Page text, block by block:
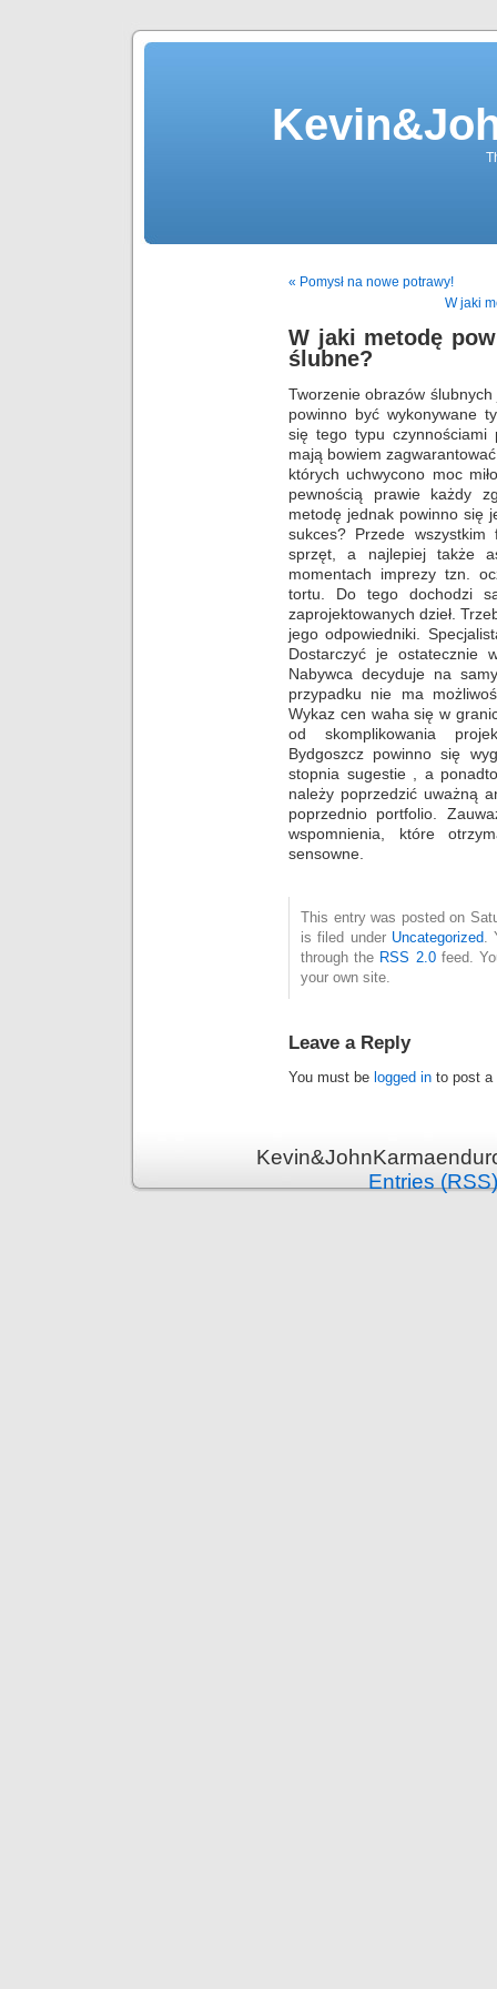
« Pomysł na nowe potrawy!
W jaki
W jaki metodę
ślubne?
Tworzenie obrazów
powinno być wykonywane
się tego typu
mają bowiem
których uchwycono moc
pewnością prawie każdy
metodę jednak powinno się
sukces? Przede
sprzęt, a najlepiej także
momentach imprezy tzn.
tortu. Do tego dochodzi
zaprojektowanych dzieł.
jego odpowiedniki.
Dostarczyć je ostatecznie
Nabywca decyduje na
przypadku nie ma
Wykaz cen waha się w
od skomplikowania
Bydgoszcz powinno się
stopnia sugestie , a
należy poprzedzić uważną
poprzednio portfolio.
wspomnienia, które
sensowne.
This entry was posted on
is filed under Uncategorized.
through the RSS 2.0feed.
your own site.
Leave a Reply
You must be logged in to post a
Entries (RSS)